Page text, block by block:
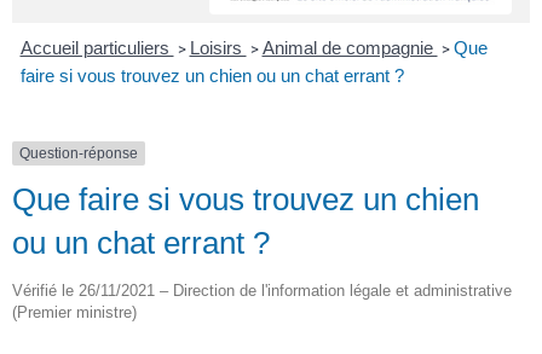
Accueil particuliers > Loisirs > Animal de compagnie > Que
faire si vous trouvez un chien ou un chat errant ?
Question-réponse
Que faire si vous trouvez un chien
ou un chat errant ?
Vérifié le 26/11/2021 – Direction de l'information légale et administrative
(Premier ministre)